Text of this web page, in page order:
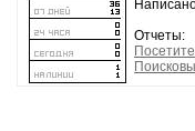
Отчеты: